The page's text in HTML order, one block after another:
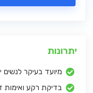
יתרונות
מיועד בעיקר
בדיקת רקע